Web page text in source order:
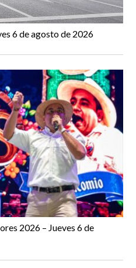
6 de agosto de 2026
2026 – Jueves 6 de